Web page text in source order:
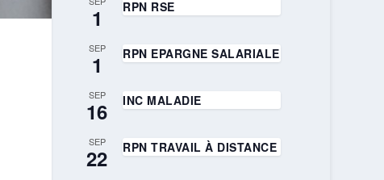
1 RPN RSE
SEP
1 RPN EPARGNE SALARIALE
SEP
16 INC MALADIE
SEP
22 RPN TRAVAIL À DISTANCE